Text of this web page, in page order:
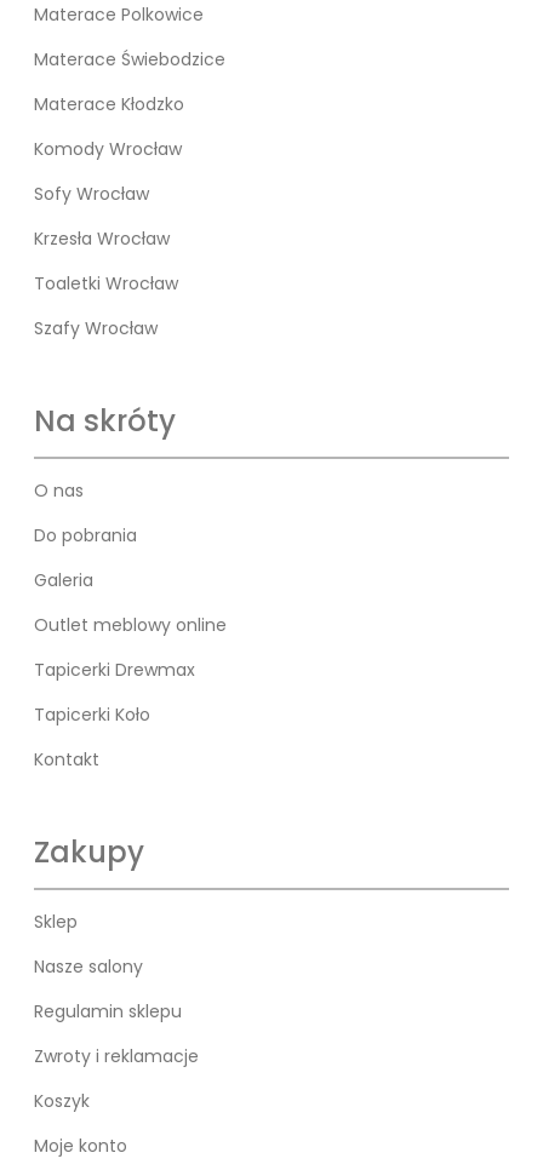
Materace Polkowice
Materace Świebodzice
Materace Kłodzko
Komody Wrocław
Sofy Wrocław
Krzesła Wrocław
Toaletki Wrocław
Szafy Wrocław
Na skróty
O nas
Do pobrania
Galeria
Outlet meblowy online
Tapicerki Drewmax
Tapicerki Koło
Kontakt
Zakupy
Sklep
Nasze salony
Regulamin sklepu
Zwroty i reklamacje
Koszyk
Moje konto